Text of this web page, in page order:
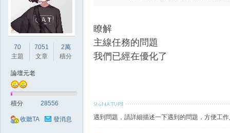
70
主題
7051
文章
2萬
積分
論壇元老
積分 28556
收聽TA 發消息
瞭解
主線任務的問題
我們已經在優化了
遇到問題，請詳細描述一下遇到的問題，方便工